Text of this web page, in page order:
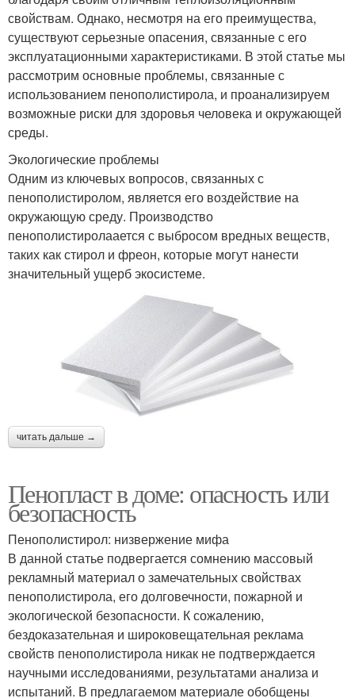
свойствам. Однако, несмотря на его преимущества,
существуют серьезные опасения, связанные с его
эксплуатационными характеристиками. В этой статье мы
рассмотрим основные проблемы, связанные с
использованием пенополистирола, и проанализируем
возможные риски для здоровья человека и окружающей
среды.
Экологические проблемы
Одним из ключевых вопросов, связанных с
пенополистиролом, является его воздействие на
окружающую среду. Производство
пенополистиролаается с выбросом вредных веществ,
таких как стирол и фреон, которые могут нанести
значительный ущерб экосистеме.
читать дальше →
Пенопласт в доме: опасность или
безопасность
Пенополистирол: низвержение мифа
В данной статье подвергается сомнению массовый
рекламный материал о замечательных свойствах
пенополистирола, его долговечности, пожарной и
экологической безопасности. К сожалению,
бездоказательная и широковещательная реклама
свойств пенополистирола никак не подтверждается
научными исследованиями, результатами анализа и
испытаний. В предлагаемом материале обобщены